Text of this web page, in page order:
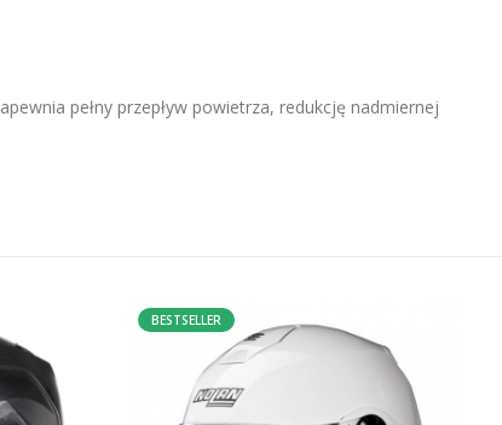
pełny przepływ powietrza, redukcję nadmiernej
BESTSELLER